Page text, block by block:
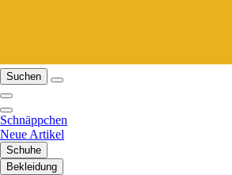
Suchen
Schnäppchen
Neue Artikel
Schuhe
Bekleidung